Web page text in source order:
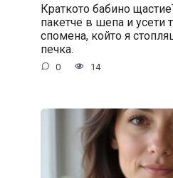
Краткото бабино
пакетче в шепа и усети
спомена, който я
печка.
0 14